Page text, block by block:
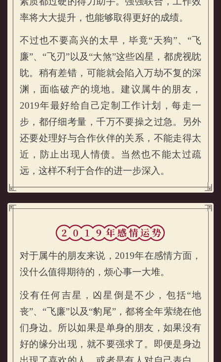
率将大大提升，也能够取得更好的成绩。
不过也不要高兴的太早，毕竟“天狗”、“飞
廉”、“飞刃”以及“大煞”这些凶星，都虎视眈
眈。稍有差错，可能就会陷入万劫不复的深
渊，面临破产的境地。建议属牛的朋友，
2019年最好给自己定制工作计划，每走一
步，都仔细考量，千万不要操之过急。另外
还要处理好与合作伙伴的关系，不能走得太
近，防止出现人情债。当然也不能太过疏
远，这样不利于合作的进一步深入。
属牛的人2019年感情运势
对于属牛的朋友来说，2019年在感情方面，
没什么值得期待的，烦心事一大堆。
没有任何吉星，凶星倒是不少，包括“地
丧”、“飞廉”以及“豹尾”，都将全年萦绕在他
们身边。所以如果是单身的朋友，如果没有
好的缘分出现，就不要强求了。即便是身边